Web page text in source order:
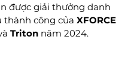
được giải thưởng danh
thành công của XFORCE
Triton năm 2024.